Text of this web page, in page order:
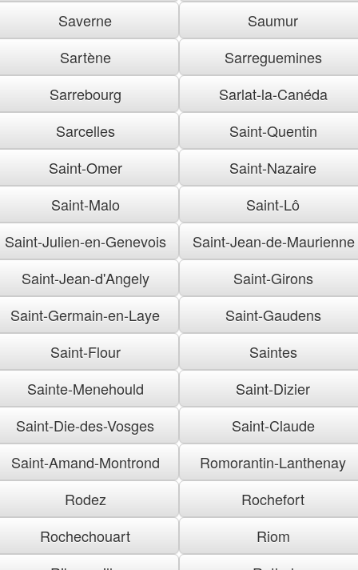
Saverne
Saumur
Sartène
Sarreguemines
Sarrebourg
Sarlat-la-Canéda
Sarcelles
Saint-Quentin
Saint-Omer
Saint-Nazaire
Saint-Malo
Saint-Lô
Saint-Julien-en-Genevois
Saint-Jean-de-Maurienne
Saint-Jean-d'Angely
Saint-Girons
Saint-Germain-en-Laye
Saint-Gaudens
Saint-Flour
Saintes
Sainte-Menehould
Saint-Dizier
Saint-Die-des-Vosges
Saint-Claude
Saint-Amand-Montrond
Romorantin-Lanthenay
Rodez
Rochefort
Rochechouart
Riom